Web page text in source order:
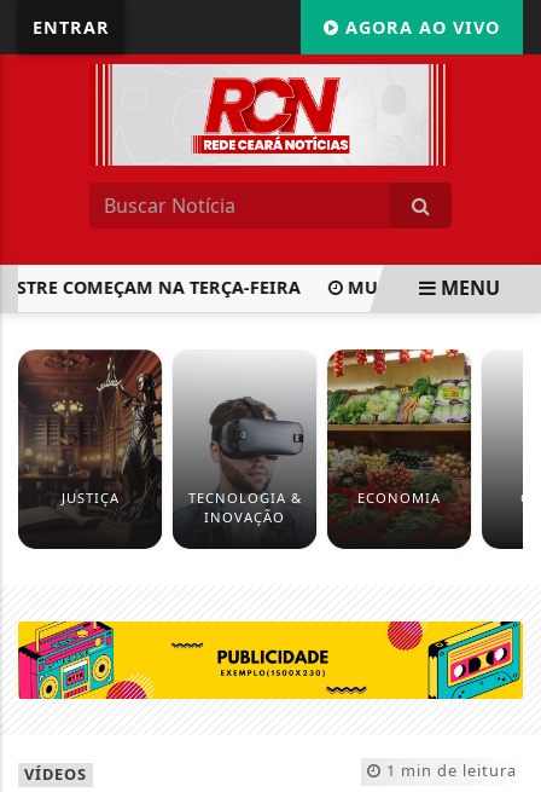
ENTRAR AGORA AO VIVO
COMEÇAM NA TERÇA-FEIRA MULHERES SOBMENU
JUSTIÇA
TECNOLOGIA &
INOVAÇÃO
ECONOMIA
1 min de leitura
VÍDEOS